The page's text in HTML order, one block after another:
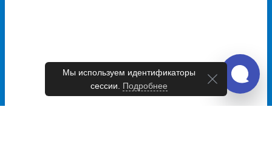
Мы используем идентификаторы
сессии. Подробнее